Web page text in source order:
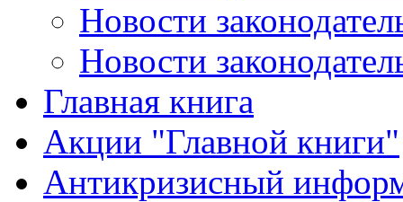
Новости
Новости
Главная книга
Акции "Главной книги"
Антикризисный